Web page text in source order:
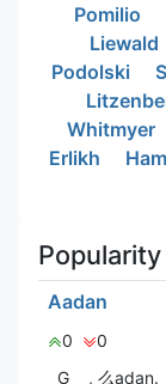
Pomilio
Liewald
Podolski
Whitmyer
Erlikh
Aadan
0
0
G
, 么adan.